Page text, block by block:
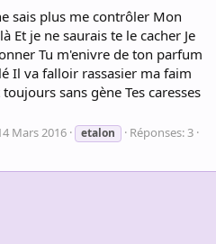
sais plus me contrôler Mon
Et je ne saurais te le cacher Je
Tu m'enivre de ton parfum
Il va falloir rassasier ma faim
sans gène Tes caresses
Mars 2016 etalon
Réponses: 3